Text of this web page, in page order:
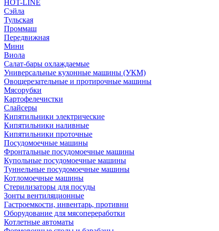
HOT-LINE
Сэйла
Тульская
Проммаш
Передвижная
Мини
Виола
Салат-бары охлаждаемые
Универсальные кухонные машины (УКМ)
Овощерезательные и протирочные машины
Мясорубки
Картофелечистки
Слайсеры
Кипятильники электрические
Кипятильники наливные
Кипятильники проточные
Посудомоечные машины
Фронтальные посудомоечные машины
Купольные посудомоечные машины
Туннельные посудомоечные машины
Котломоечные машины
Стерилизаторы для посуды
Зонты вентиляционные
Гастроемкости, инвентарь, противни
Оборудование для мясопереработки
Котлетные автоматы